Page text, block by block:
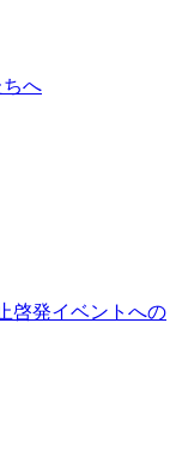
へ
啓発イベントへの